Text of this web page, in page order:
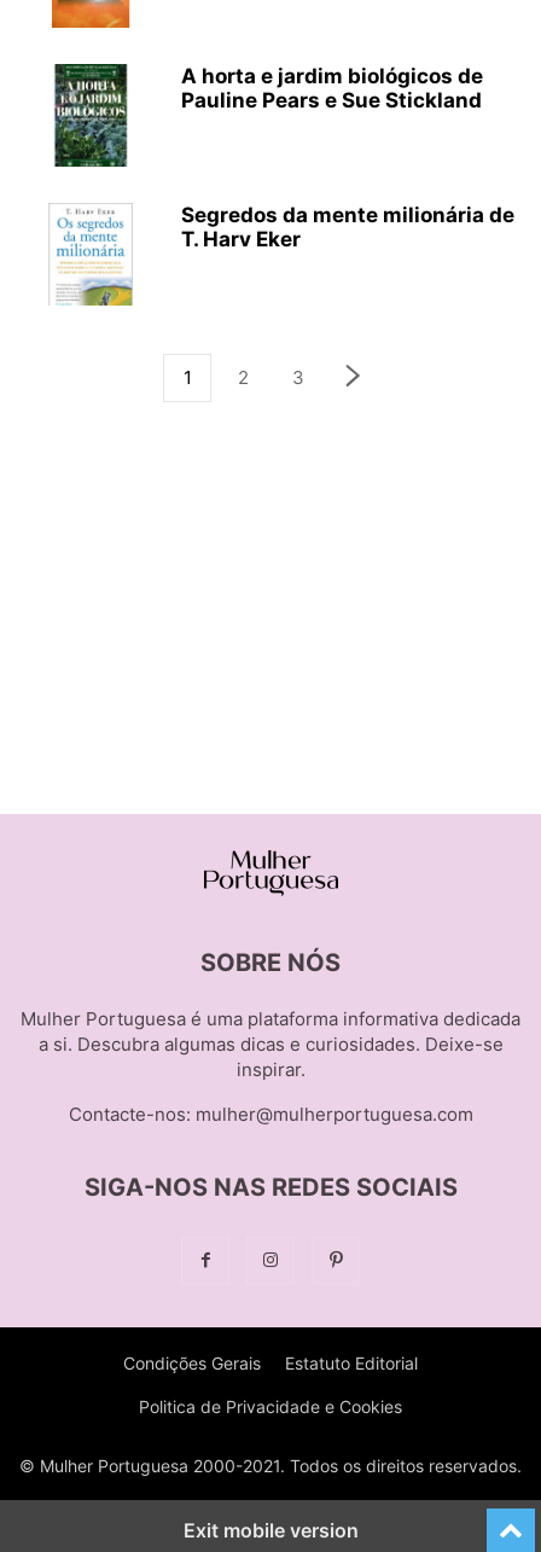
A horta e jardim biológicos de
Pauline Pears e Sue Stickland
Segredos da mente milionária de
T. Harv Eker
1 2 3
SOBRE NÓS
Mulher Portuguesa é uma plataforma informativa dedicada
a si. Descubra algumas dicas e curiosidades. Deixe-se
inspirar.
Contacte-nos: mulher@mulherportuguesa.com
SIGA-NOS NAS REDES SOCIAIS
Condições Gerais Estatuto Editorial
Politica de Privacidade e Cookies
© Mulher Portuguesa 2000-2021. Todos os direitos reservados.
Exit mobile version